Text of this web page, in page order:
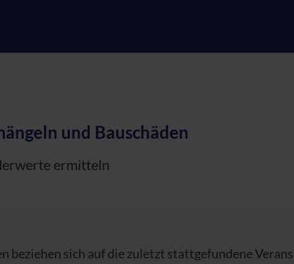
und Bauschäden
ermitteln
beziehen sich auf die zuletzt stattgefundene